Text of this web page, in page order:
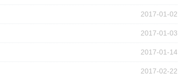
2017-01-02
2017-01-03
2017-01-14
2017-02-22